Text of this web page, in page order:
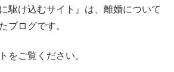
駆け込むサイト』は、離婚について
ブログです。
をご覧ください。